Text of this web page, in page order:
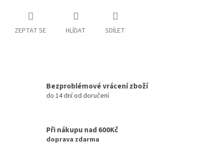
ZEPTAT SE HLÍDAT SDÍLET
Bezproblémové vrácení zboží
do 14 dní od doručení
Při nákupu nad 600Kč
doprava zdarma